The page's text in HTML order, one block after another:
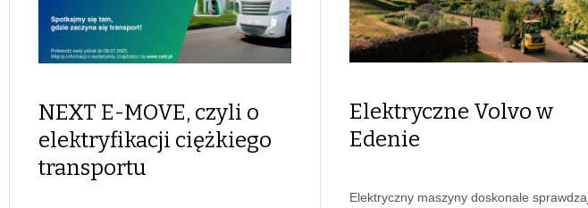
NEXT E-MOVE, czyli o
elektryfikacji ciężkiego
transportu
Elektryczne Volvo w
Edenie
Elektryczny maszyny doskonale